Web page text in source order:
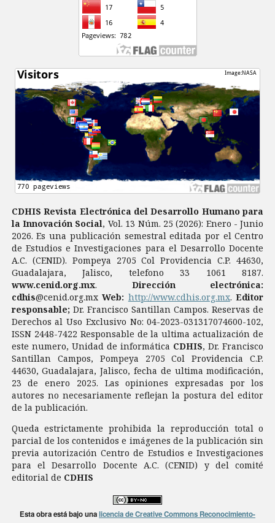
CDHIS Revista Electrónica del Desarrollo Humano para
la Innovación Social, Vol. 13 Núm. 25 (2026): Enero - Junio
2026. Es una publicación semestral editada por el Centro
de Estudios e Investigaciones para el Desarrollo Docente
A.C. (CENID). Pompeya 2705 Col Providencia C.P. 44630,
Guadalajara, Jalisco, telefono 33 1061 8187.
www.cenid.org.mx. Dirección electrónica:
cdhis@cenid.org.mxWeb: http://www.cdhis.org.mx. Editor
responsable; Dr. Francisco Santillan Campos. Reservas de
Derechos al Uso Exclusivo No: 04-2023-031317074600-102,
ISSN 2448-7422 Responsable de la ultima actualización de
este numero, Unidad de informática CDHIS, Dr. Francisco
Santillan Campos, Pompeya 2705 Col Providencia C.P.
44630, Guadalajara, Jalisco, fecha de ultima modificación,
23 de enero 2025. Las opiniones expresadas por los
autores no necesariamente reflejan la postura del editor
de la publicación.
Queda estrictamente prohibida la reproducción total o
parcial de los contenidos e imágenes de la publicación sin
previa autorización Centro de Estudios e Investigaciones
para el Desarrollo Docente A.C. (CENID) y del comité
editorial de CDHIS
Esta obra está bajo unalicencia de Creative Commons Reconocimiento-